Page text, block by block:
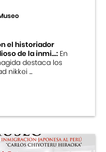
el historiador
de la inmi...:En
destaca los
nikkei ...